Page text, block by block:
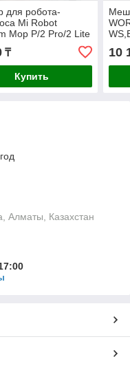
для робота-
Mi Robot
Mop P/2 Pro/2 Lite
упаковке)
₸
Купить
10
Алматы, Казахстан